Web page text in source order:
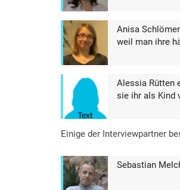
Anisa
weil man ihre
Alessia Rütten
sie ihr als Kind
Einige der Interviewpartner
Sebastian